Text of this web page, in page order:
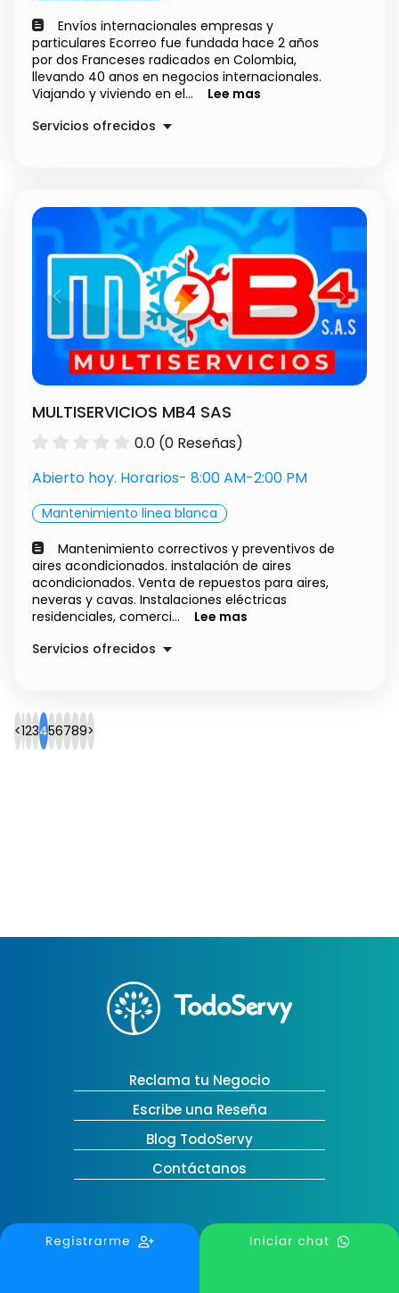
Envíos internacionales empresas y
particulares Ecorreo fue fundada hace 2 años
por dos Franceses radicados en Colombia,
llevando 40 anos en negocios internacionales.
Viajando y viviendo en el...
Lee mas
Servicios ofrecidos
Previous Next
MULTISERVICIOS MB4 SAS
0.0 (0 Reseñas)
Abierto hoy. Horarios- 8:00 AM-2:00 PM
Mantenimiento linea blanca
Mantenimiento correctivos y preventivos de
aires acondicionados. instalación de aires
acondicionados. Venta de repuestos para aires,
neveras y cavas. Instalaciones eléctricas
residenciales, comerci...
Lee mas
Servicios ofrecidos
<123456789>
Reclama tu Negocio
Escribe una Reseña
Blog TodoServy
Contáctanos
Medellín, Colombia